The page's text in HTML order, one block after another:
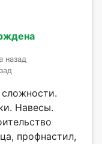
назад
Навесы.
профнастил,